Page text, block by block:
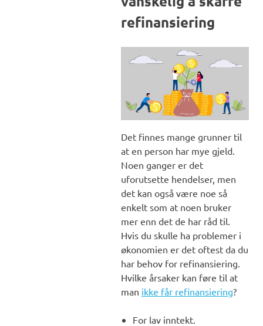
refinansiering
Det finnes mange grunner til
at en person har mye gjeld.
Noen ganger er det
uforutsette hendelser, men
det kan også være noe så
enkelt som at noen bruker
mer enn det de har råd til.
Hvis du skulle ha problemer i
økonomien er det oftest da du
har behov for refinansiering.
Hvilke årsaker kan føre til at
man ikke får refinansiering?
For lav inntekt.